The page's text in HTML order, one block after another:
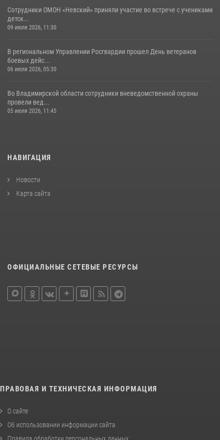
Сотрудники ОМОН «Невский» приняли участие во встрече с учениками
детск...
09 июля 2026, 11:30
В региональном Управлении Росгвардии прошел День ветеранов
боевых дейс...
06 июля 2026, 05:30
Во Владимирской области сотрудники вневедомственной охраны
провели вед...
05 июля 2026, 11:45
НАВИГАЦИЯ
Новости
Карта сайта
ОФИЦИАЛЬНЫЕ СЕТЕВЫЕ РЕСУРСЫ
ПРАВОВАЯ И ТЕХНИЧЕСКАЯ ИНФОРМАЦИЯ
О сайте
Об использовании информации сайта
Правила обработки персональных данных